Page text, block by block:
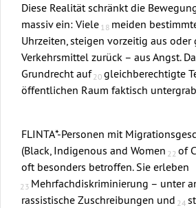
Diese Realität schränkt die
massiv ein: Viele
meiden
Uhrzeiten, steigen vorzeitig aus
Verkehrsmittel zurück – aus Angst.
Grundrecht auf
gleichberechtigte
öffentlichen Raum faktisch
FLINTA*-Personen mit
(Black, Indigenous and Women
of
oft besonders betroffen. Sie erleben
Mehrfachdiskriminierung – unter
rassistische Zuschreibungen und